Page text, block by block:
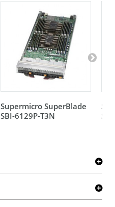
Supermicro SuperBlade
SBI-6129P-T3N